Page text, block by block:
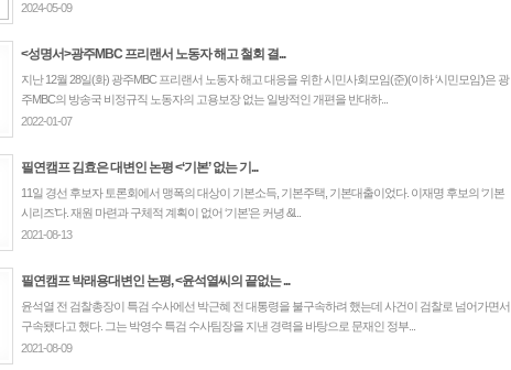
2024-05-09
<성명서>광주MBC 프리랜서 노동자 해고 철회 결...
지난 12월 28일(화) 광주MBC 프리랜서 노동자 해고 대응을 위한 시민사회모임(준)(이하 ‘시민모임’)은 광
주MBC의 방송국 비정규직 노동자의 고용보장 없는 일방적인 개편을 반대하...
2022-01-07
필연캠프 김효은 대변인 논평 <‘기본’ 없는 기...
11일 경선 후보자 토론회에서 맹폭의 대상이 기본소득, 기본주택, 기본대출이었다. 이재명 후보의 ‘기본
시리즈’다. 재원 마련과 구체적 계획이 없어 ‘기본’은 커녕 &l...
2021-08-13
필연캠프 박래용대변인 논평, <윤석열씨의 끝없는 ...
윤석열 전 검찰총장이 특검 수사에선 박근혜 전 대통령을 불구속하려 했는데 사건이 검찰로 넘어가면서
구속됐다고 했다. 그는 박영수 특검 수사팀장을 지낸 경력을 바탕으로 문재인 정부...
2021-08-09